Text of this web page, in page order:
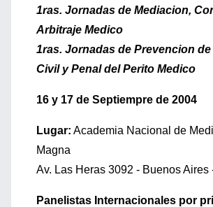
1ras. Jornadas de Mediacion,
Arbitraje Medico
1ras. Jornadas de Prevencion
Civil y Penal del Perito Medico
16 y 17 de Septiempre de 2004
Lugar: Academia Nacional de
Magna
Av. Las Heras 3092 - Buenos Aires
Panelistas Internacionales por